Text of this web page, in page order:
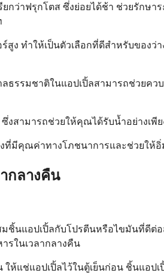
ยกว่าฟรุกโตส ซึ่งย่อยได้ช้า ช่วยรัก
สูง ทำให้เป็นตัวเลือกที่ดีสำหรับของ
ลธรรมชาติในแอปเปิ้ลสามารถช่วยค
งสามารถช่วยให้คุณได้รับน้ำอย่างเ
ที่มีคุณค่าทางโภชนาการและช่วยใ
กลางคืน
มชิ้นแอปเปิ้ลกับโปรตีนหรือไขมันที่ดีต่
รในเวลากลางคืน
ห้แช่แอปเปิ้ลไว้ในตู้เย็นก่อน ชิ้นแอป